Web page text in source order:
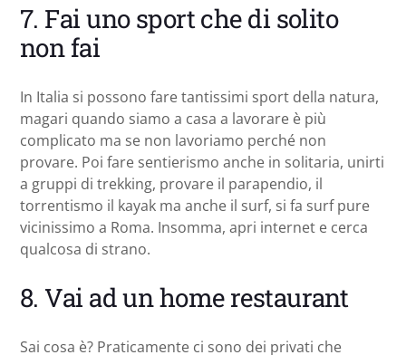
7. Fai uno sport che di solito
non fai
In Italia si possono fare tantissimi sport della natura,
magari quando siamo a casa a lavorare è più
complicato ma se non lavoriamo perché non
provare. Poi fare sentierismo anche in solitaria, unirti
a gruppi di trekking, provare il parapendio, il
torrentismo il kayak ma anche il surf, si fa surf pure
vicinissimo a Roma. Insomma, apri internet e cerca
qualcosa di strano.
8. Vai ad un home restaurant
Sai cosa è? Praticamente ci sono dei privati che